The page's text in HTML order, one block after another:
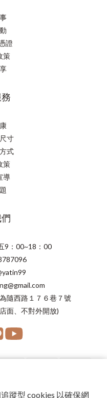
蹤型 cookies 以確保網
證
策
寸
式
策
導
9：00~18：00
隨西路１７６巷７號
面、不對外開放)